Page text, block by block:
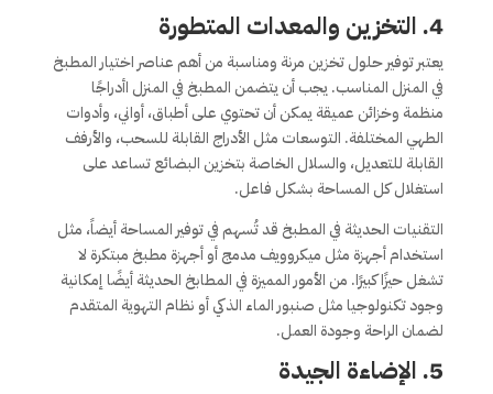
4. التخزين والمعدات المتطورة
يعتبر توفير حلول تخزين مرنة ومناسبة من أهم عناصر اختيار المطبخ
في المنزل المناسب. يجب أن يتضمن المطبخ في المنزل اأدراجًا
منظمة وخزائن عميقة يمكن أن تحتوي على أطباق، أواني، وأدوات
الطهي المختلفة. التوسعات مثل الأدراج القابلة للسحب، والأرفف
القابلة للتعديل، والسلال الخاصة بتخزين البضائع تساعد على
استغلال كل المساحة بشكل فاعل.
التقنيات الحديثة في المطبخ قد تُسهم في توفير المساحة أيضاً، مثل
استخدام أجهزة مثل ميكروويف مدمج أو أجهزة مطبخ مبتكرة لا
تشغل حيزًا كبيرًا. من الأمور المميزة في المطابخ الحديثة أيضًا إمكانية
وجود تكنولوجيا مثل صنبور الماء الذكي أو نظام التهوية المتقدم
لضمان الراحة وجودة العمل.
5. الإضاءة الجيدة